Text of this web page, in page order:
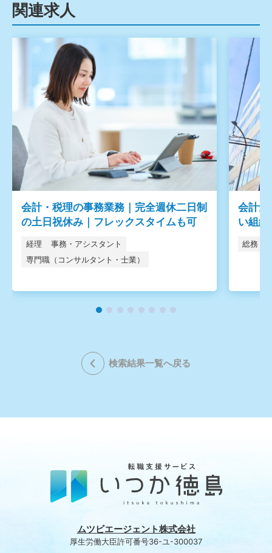
関連求人
会計・税理の事務業務｜完全週休二日制
の土日祝休み｜フレックスタイムも可
経理
事務・アシスタント
専門職（コンサルタント・士業）
会計士
い組
総務
検索結果一覧へ戻る
ムツビエージェント株式会社
厚生労働大臣許可番号36-ユ-300037